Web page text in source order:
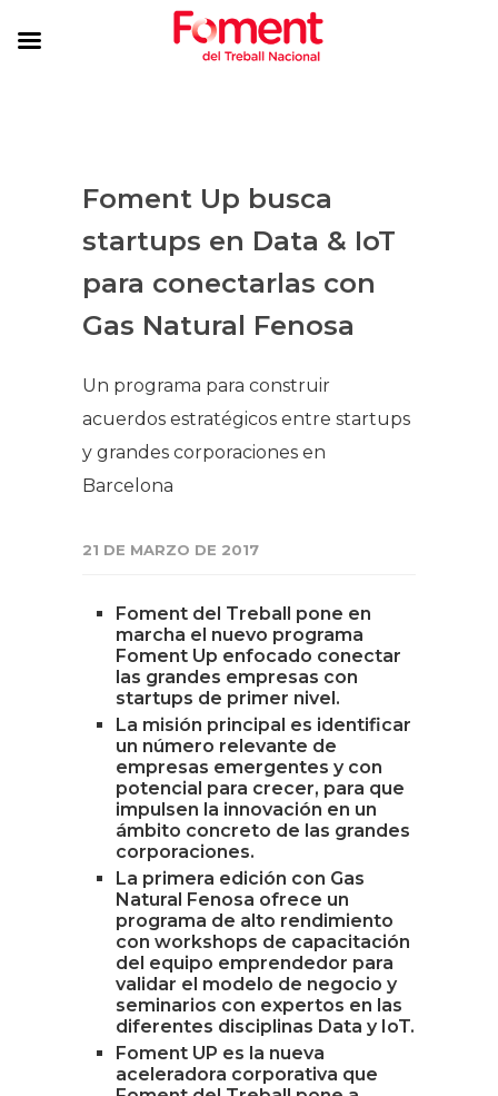
Foment Up busca
startups en Data & IoT
para conectarlas con
Gas Natural Fenosa
Un programa para construir
acuerdos estratégicos entre startups
y grandes corporaciones en
Barcelona
21 DE MARZO DE 2017
Foment del Treball pone en
marcha el nuevo programa
Foment Up enfocado conectar
las grandes empresas con
startups de primer nivel.
La misión principal es identificar
un número relevante de
empresas emergentes y con
potencial para crecer, para que
impulsen la innovación en un
ámbito concreto de las grandes
corporaciones.
La primera edición con Gas
Natural Fenosa ofrece un
programa de alto rendimiento
con workshops de capacitación
del equipo emprendedor para
validar el modelo de negocio y
seminarios con expertos en las
diferentes disciplinas Data y IoT.
Foment UP es la nueva
aceleradora corporativa que